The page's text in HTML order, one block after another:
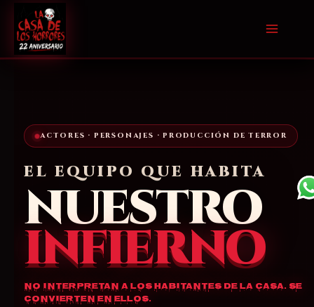
contenido
ACTORES · PERSONAJES · PRODUCCIÓN DE TERROR
EL EQUIPO QUE HABITA
NUESTRO
INFIERNO
No interpretan a los habitantes de la casa. Se
convierten en ellos.